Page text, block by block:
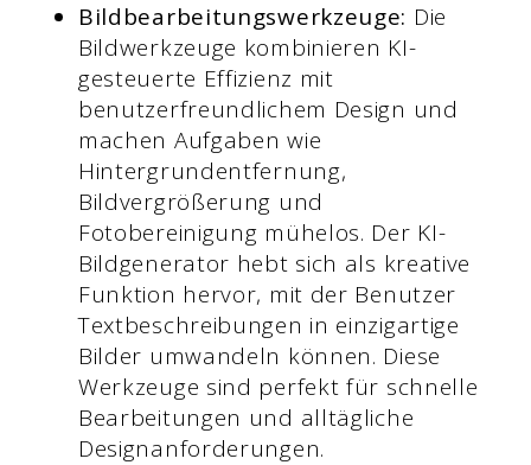
Bildbearbeitungswerkzeuge: Die
Bildwerkzeuge kombinieren KI-
gesteuerte Effizienz mit
benutzerfreundlichem Design und
machen Aufgaben wie
Hintergrundentfernung,
Bildvergrößerung und
Fotobereinigung mühelos. Der KI-
Bildgenerator hebt sich als kreative
Funktion hervor, mit der Benutzer
Textbeschreibungen in einzigartige
Bilder umwandeln können. Diese
Werkzeuge sind perfekt für schnelle
Bearbeitungen und alltägliche
Designanforderungen.